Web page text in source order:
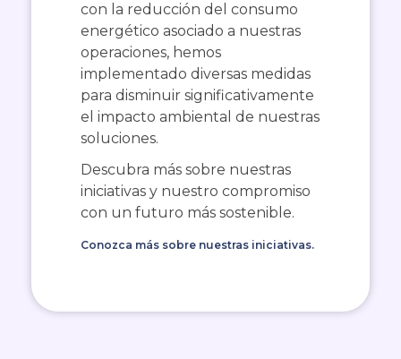
con la reducción del consumo
energético asociado a nuestras
operaciones, hemos
implementado diversas medidas
para disminuir significativamente
el impacto ambiental de nuestras
soluciones.
Descubra más sobre nuestras
iniciativas y nuestro compromiso
con un futuro más sostenible.
Conozca más sobre nuestras iniciativas.